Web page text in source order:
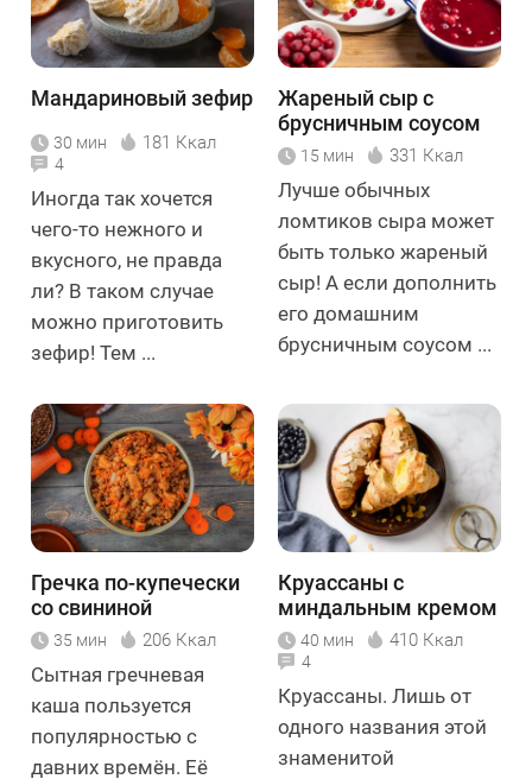
Мандариновый зефир
30 мин 181 Ккал
4
Иногда так хочется
чего-то нежного и
вкусного, не правда
ли? В таком случае
можно приготовить
зефир! Тем ...
Жареный сыр с
брусничным соусом
15 мин 331 Ккал
Лучше обычных
ломтиков сыра может
быть только жареный
сыр! А если дополнить
его домашним
брусничным соусом ...
Гречка по-купечески
со свининой
35 мин 206 Ккал
Сытная гречневая
каша пользуется
популярностью с
давних времён. Её
Круассаны с
миндальным кремом
40 мин 410 Ккал
4
Круассаны. Лишь от
одного названия этой
знаменитой